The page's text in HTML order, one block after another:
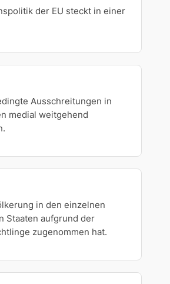
der EU steckt in einer
Ausschreitungen in
medial weitgehend
in den einzelnen
Staaten aufgrund der
zugenommen hat.